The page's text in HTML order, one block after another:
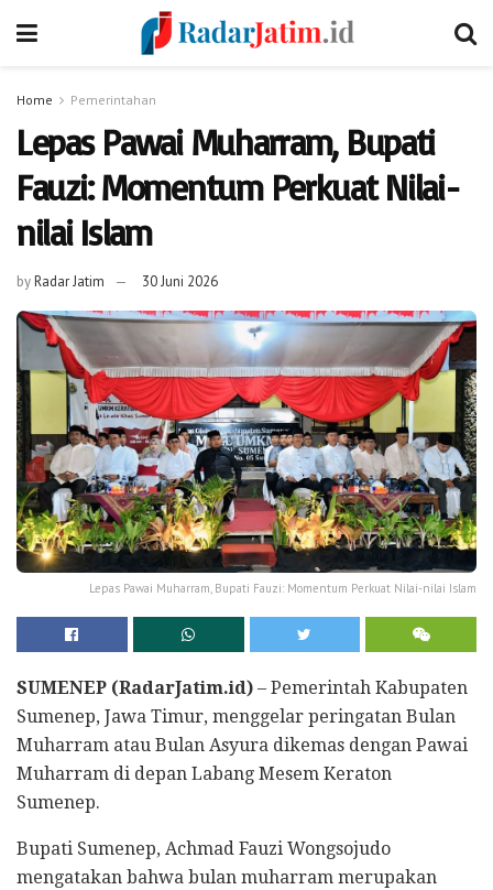
Home Pemerintahan
Lepas Pawai Muharram, Bupati
Fauzi: Momentum Perkuat Nilai-
nilai Islam
byRadar Jatim 30 Juni 2026
Lepas Pawai Muharram, Bupati Fauzi: Momentum Perkuat Nilai-nilai Islam
SUMENEP (RadarJatim.id) – Pemerintah Kabupaten
Sumenep, Jawa Timur, menggelar peringatan Bulan
Muharram atau Bulan Asyura dikemas dengan Pawai
Muharram di depan Labang Mesem Keraton
Sumenep.
Bupati Sumenep, Achmad Fauzi Wongsojudo
mengatakan bahwa bulan muharram merupakan